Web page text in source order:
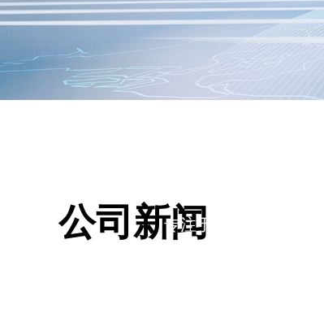
专注于膨化机械、食
公司新闻